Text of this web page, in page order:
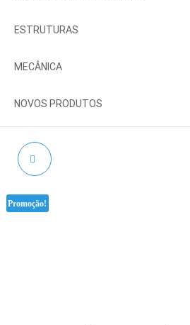
ESTRUTURAS
MECÂNICA
NOVOS PRODUTOS
Promoção!